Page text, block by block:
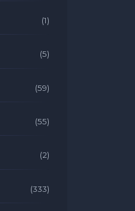
(1)
(5)
(59)
(55)
(2)
(333)